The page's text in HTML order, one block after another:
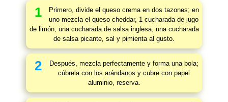
1
Primero, divide el queso crema en dos tazones; en
uno mezcla el queso cheddar, 1 cucharada de jugo
de limón, una cucharada de salsa inglesa, una cucharada
de salsa picante, sal y pimienta al gusto.
2
Después, mezcla perfectamente y forma una bola;
cúbrela con los arándanos y cubre con papel
aluminio, reserva.